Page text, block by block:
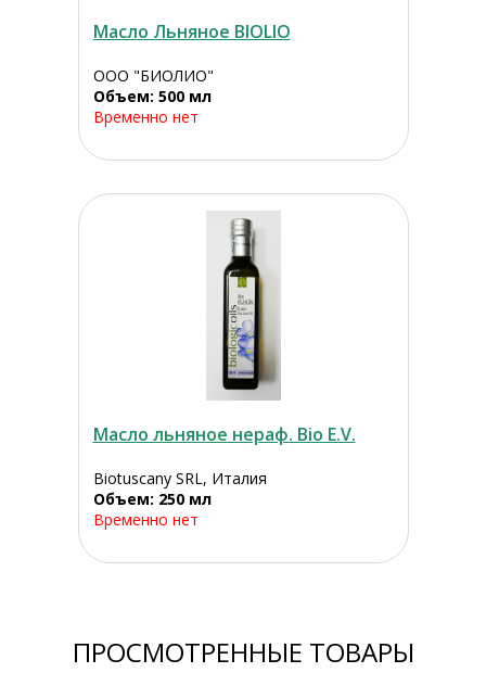
Масло Льняное BIOLIO
ООО "БИОЛИО"
Объем: 500 мл
Временно нет
Масло льняное нераф. Bio E.V.
Biotuscany SRL, Италия
Объем: 250 мл
Временно нет
ПРОСМОТРЕННЫЕ ТОВАРЫ